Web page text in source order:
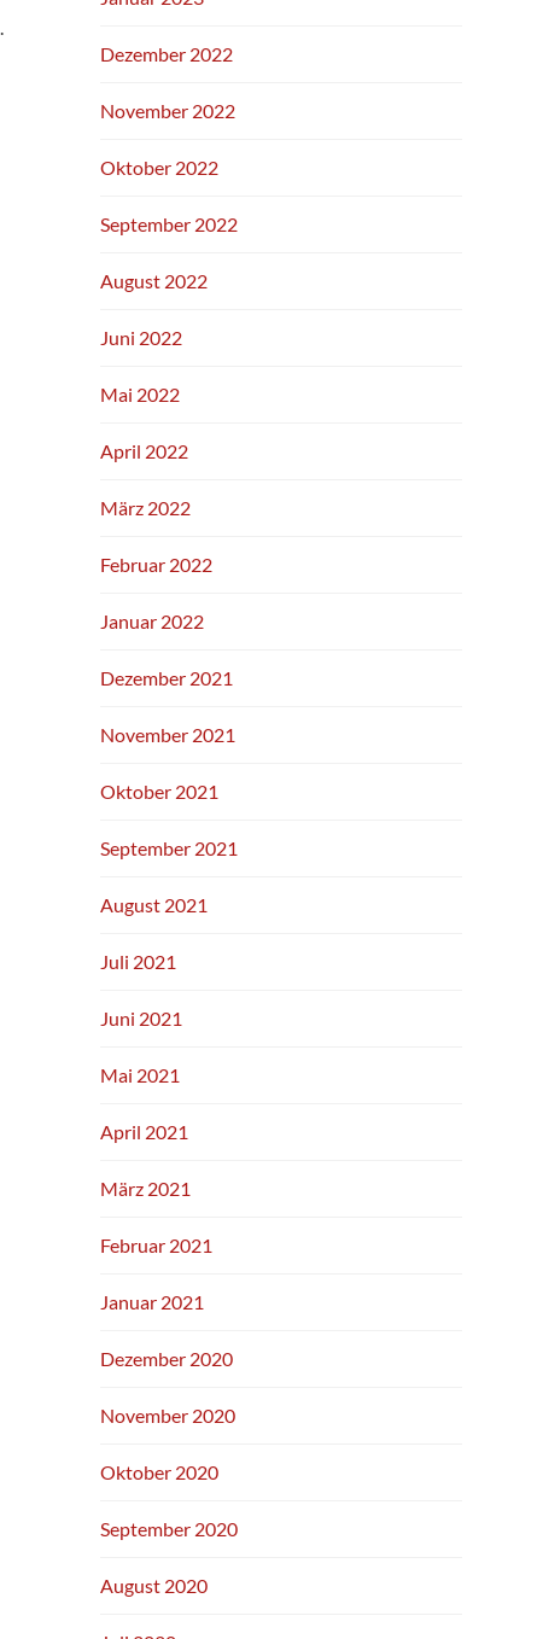
Dezember 2022
November 2022
Oktober 2022
September 2022
August 2022
Juni 2022
Mai 2022
April 2022
März 2022
Februar 2022
Januar 2022
Dezember 2021
November 2021
Oktober 2021
September 2021
August 2021
Juli 2021
Juni 2021
Mai 2021
April 2021
März 2021
Februar 2021
Januar 2021
Dezember 2020
November 2020
Oktober 2020
September 2020
August 2020